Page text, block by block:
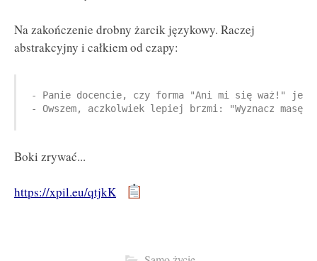
Na zakończenie drobny żarcik językowy. Raczej
abstrakcyjny i całkiem od czapy:
- Panie docencie, czy forma "Ani mi się waż!" jest
- Owszem, aczkolwiek lepiej brzmi: "Wyznacz masę
Boki zrywać...
https://xpil.eu/qtjkK